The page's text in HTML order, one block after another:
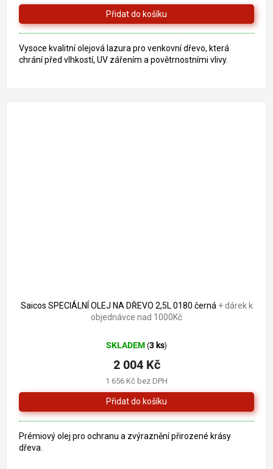
Vysoce kvalitní olejová lazura pro venkovní dřevo, která
chrání před vlhkostí, UV zářením a povětrnostními vlivy.
Saicos SPECIÁLNÍ OLEJ NA DŘEVO 2,5L 0180 černá + dárek k
objednávce nad 1000Kč
SKLADEM (3 ks)
1 656 Kč bez DPH
2 004 Kč
Prémiový olej pro ochranu a zvýraznění přirozené krásy
dřeva.